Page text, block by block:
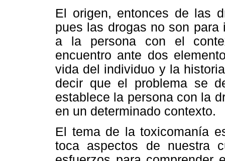
El origen, entonces de las
pues las drogas no son
a la persona con el
encuentro ante dos
vida del individuo y la
decir que el problema se
establece la persona con la
en un determinado contexto.
El tema de la toxicomanía
toca aspectos de nuestra